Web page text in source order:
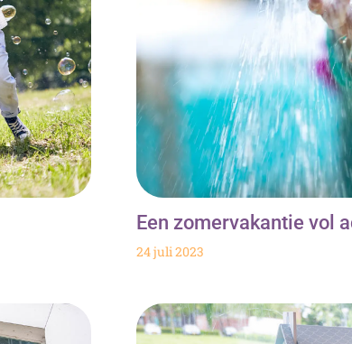
Een zomervakantie vol
24 juli 2023